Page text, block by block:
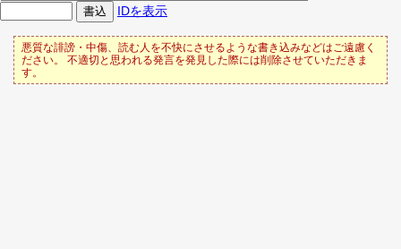
IDを表示
悪質な誹謗・中傷、読む人を不快にさせるような書き込みなどはご遠慮く
ださい。 不適切と思われる発言を発見した際には削除させていただきま
す。